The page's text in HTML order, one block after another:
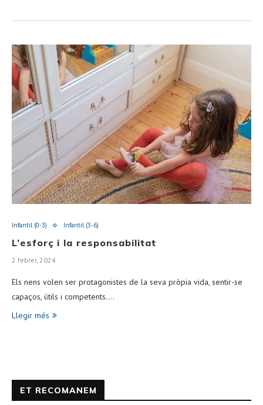
Infantil (0-3) Infantil (3-6)
L’esforç i la responsabilitat
2 febrer, 2024
Els nens volen ser protagonistes de la seva pròpia vida, sentir-se
capaços, útils i competents.…
Llegir més
ET RECOMANEM